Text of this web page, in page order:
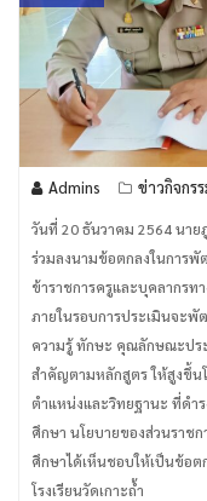
Admins ข่าวกิจกร
วันที่ 20 ธันวาคม 2564 นาย
ร่วมลงนามข้อตกลงในการพั
ข้าราชการครูและบุคลากรทา
ภายในรอบการประเมินจะพั
ความรู้ ทักษะ คุณลักษณะปร
สำคัญตามหลักสูตร ให้สูงขึ้น
ตำแหน่งและวิทยฐานะ ที่ดำ
ศึกษา นโยบายของส่วนราช
ศึกษาได้เห็นชอบให้เป็นข้อ
โรงเรียนวัดเกาะถ้ำ